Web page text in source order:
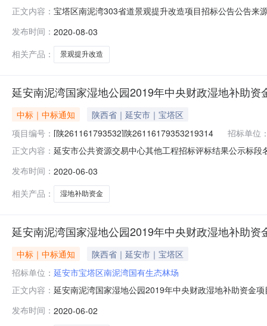
正文内容： 宝塔区南泥湾303省道景观提升改造项目招标公告公告
目资金来源为自筹资金343.95万元,招标人为延安市宝塔
发布时间： 2020-08-03
相关产品：
景观提升改造
延安南泥湾国家湿地公园2019年中央财政湿地补助资
中标｜中标通知
陕西省｜延安市｜宝塔区
项目编号： [陕261161793532]陕26116179353219314
招标单位
正文内容： 延安市公共资源交易中心其他工程招标评标结果公示标
心交易二厅工期(天)150最高限价(元)1936333.98评标结
发布时间： 2020-06-03
相关产品：
湿地补助资金
延安南泥湾国家湿地公园2019年中央财政湿地补助资
中标｜中标通知
陕西省｜延安市｜宝塔区
招标单位： 延安市宝塔区南泥湾国有生态林场
正文内容： 延安南泥湾国家湿地公园2019年中央财政湿地补助资金
人姓名张燕联系电话15877665686开标时间2020年06月
发布时间： 2020-06-02